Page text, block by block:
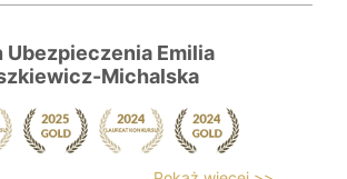
Ubezpieczenia Emilia
Michalska